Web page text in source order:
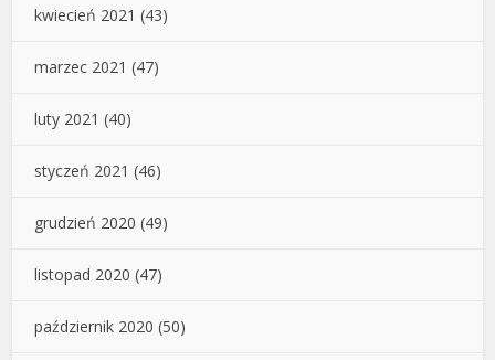
kwiecień 2021 (43)
marzec 2021 (47)
luty 2021 (40)
styczeń 2021 (46)
grudzień 2020 (49)
listopad 2020 (47)
październik 2020 (50)